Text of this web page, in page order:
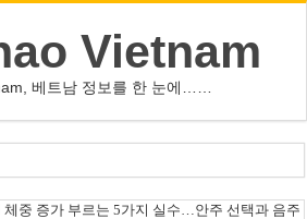
Vietnam
베트남 정보를 한 눈에……
첫 디카시집 ‘한 컷의 서정’ 출간
체중 증가 부르는 5가지 실수…안주 선택과 음주